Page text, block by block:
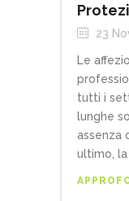
23
Le
tutti i
lunghe
assenza
ultimo, la